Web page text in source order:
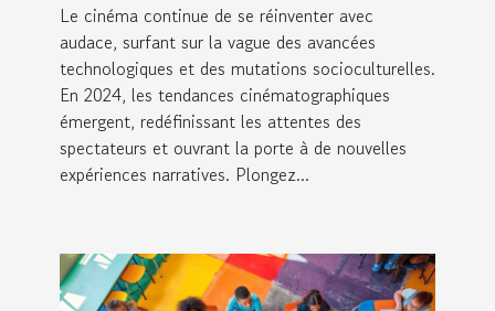
Le cinéma continue de se réinventer avec
audace, surfant sur la vague des avancées
technologiques et des mutations socioculturelles.
En 2024, les tendances cinématographiques
émergent, redéfinissant les attentes des
spectateurs et ouvrant la porte à de nouvelles
expériences narratives. Plongez...